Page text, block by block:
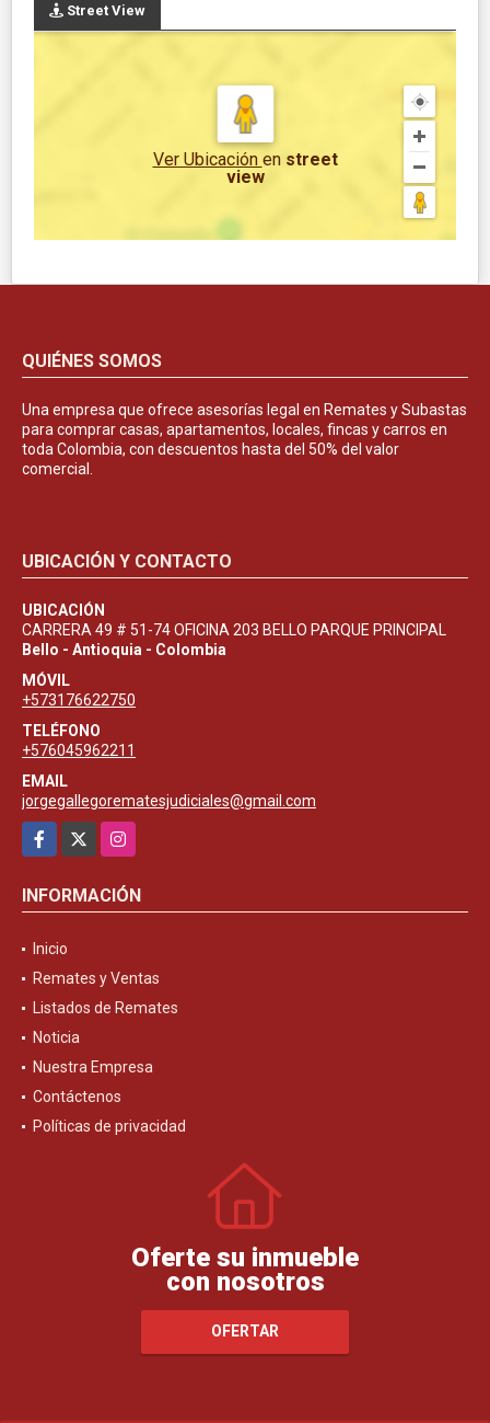
Street View
Ver Ubicación en street
view
QUIÉNES SOMOS
Una empresa que ofrece asesorías legal en Remates y Subastas
para comprar casas, apartamentos, locales, fincas y carros en
toda Colombia, con descuentos hasta del 50% del valor
comercial.
UBICACIÓN Y CONTACTO
UBICACIÓN
CARRERA 49 # 51-74 OFICINA 203 BELLO PARQUE PRINCIPAL
Bello - Antioquia - Colombia
MÓVIL
+573176622750
TELÉFONO
+576045962211
EMAIL
jorgegallegorematesjudiciales@gmail.com
Facebook
Instagram
INFORMACIÓN
Inicio
Remates y Ventas
Listados de Remates
Noticia
Nuestra Empresa
Contáctenos
Políticas de privacidad
Oferte su inmueble
con nosotros
OFERTAR